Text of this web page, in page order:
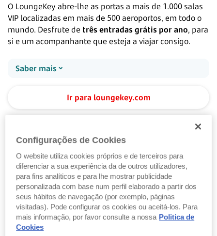
O LoungeKey abre-lhe as portas a mais de 1.000 salas
VIP localizadas em mais de 500 aeroportos, em todo o
mundo. Desfrute de três entradas grátis por ano, para
si e um acompanhante que esteja a viajar consigo.
Ir para loungekey.com
Saber mais
Visa Luxury Hotel Collection
Acesso a plataforma de reserva em mais de 900 hotéis
e resorts de luxo em todo o mundo.
Saber mais
Configurações de Cookies
O website utiliza cookies próprios e de terceiros para
diferenciar a sua experiência da de outros utilizadores,
para fins analíticos e para lhe mostrar publicidade
personalizada com base num perfil elaborado a partir dos
seus hábitos de navegação (por exemplo, páginas
visitadas). Pode configurar os cookies ou aceitá-los. Para
mais informação, por favor consulte a nossa Politica de
Cookies